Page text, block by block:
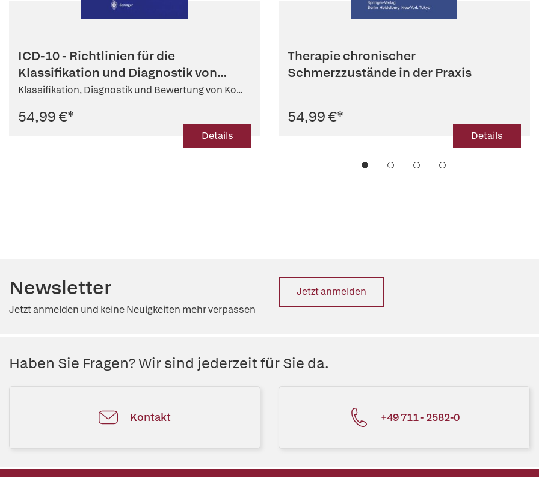
ICD-10 - Richtlinien für die
Klassifikation und Diagnostik von
Kopf...
Klassifikation, Diagnostik und Bewertung von Ko...
54,99 €*
Details
Therapie chronischer
Schmerzzustände in der Praxis
54,99 €*
Details
Newsletter
Jetzt anmelden und keine Neuigkeiten mehr verpassen
Jetzt anmelden
Haben Sie Fragen? Wir sind jederzeit für Sie da.
Kontakt +49 711 - 2582-0